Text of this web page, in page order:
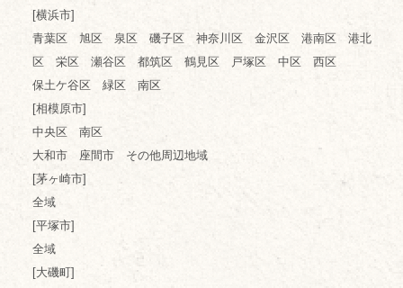
[横浜市]
青葉区 旭区 泉区 磯子区 神奈川区 金沢区 港南区 港北
区 栄区 瀬谷区 都筑区 鶴見区 戸塚区 中区 西区
保土ケ谷区 緑区 南区
[相模原市]
中央区 南区
大和市 座間市 その他周辺地域
[茅ヶ崎市]
全域
[平塚市]
全域
[大磯町]